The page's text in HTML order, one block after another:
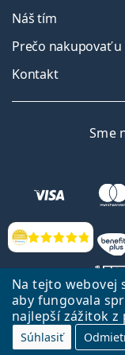
Na tejto webovej
aby fungovala
najlepší zážitok z
Súhlasiť
Hodnotenia
Náš tím
Prečo nakupovať u
Kontakt
Sme
Späť na